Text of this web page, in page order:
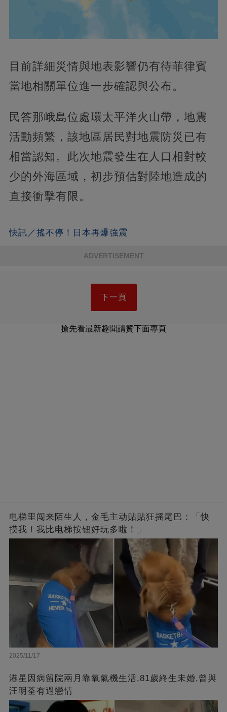
目前詳細災情與地表影響仍有待菲律賓
當地相關單位進一步確認與公布。
民答那峨島位處環太平洋火山帶，地震
活動頻繁，該地區居民對地震防災已有
相當認知。此次地震發生在人口相對較
少的外海區域，初步預估對陸地造成的
直接衝擊有限。
快訊／搖不停！日本再爆強震
ADVERTISEMENT
下一頁
搶先看最新趣聞請贊下面專頁
电梯里闯来陌生人，金毛主动贴贴狂摇尾巴：「快
摸我！我比电梯按钮好玩多啦！」
2025/11/17
港星因病留院兩月靠氧氣機生活,81歲終生未婚,曾與
汪明荃有過戀情